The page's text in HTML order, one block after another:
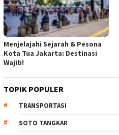
Menjelajahi Sejarah & Pesona
Kota Tua Jakarta: Destinasi
Wajib!
TOPIK POPULER
TRANSPORTASI
SOTO TANGKAR